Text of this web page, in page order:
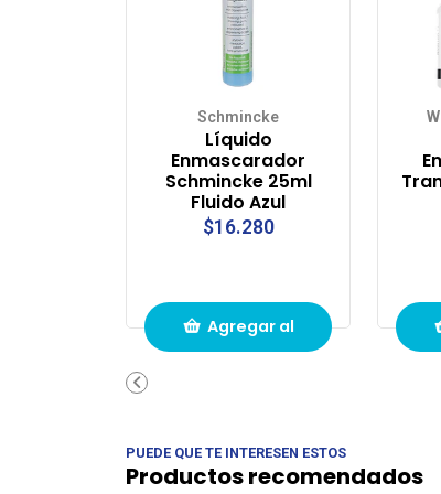
Schmincke
Líquido
Enmascarador
Schmincke 25ml
Fluido Azul
$16.280
Agregar al
PUEDE QUE TE INTERESEN ESTOS
Productos recomendados